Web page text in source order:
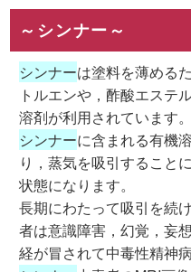
～シンナー～
シンナーは塗料を薄める
トルエンや，酢酸エステ
溶剤が利用されています。
シンナーに含まれる有機
り，蒸気を吸引すること
状態になります。
長期にわたって吸引を続
者は意識障害，幻覚，妄
経が冒されて中毒性精神